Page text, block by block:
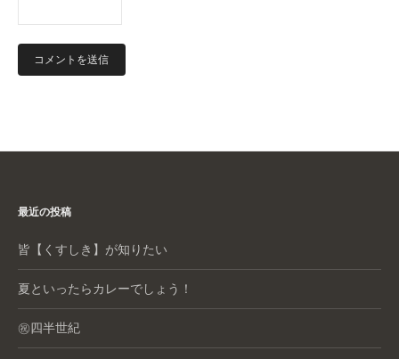
最近の投稿
皆【くすしき】が知りたい
夏といったらカレーでしょう！
㊗️四半世紀